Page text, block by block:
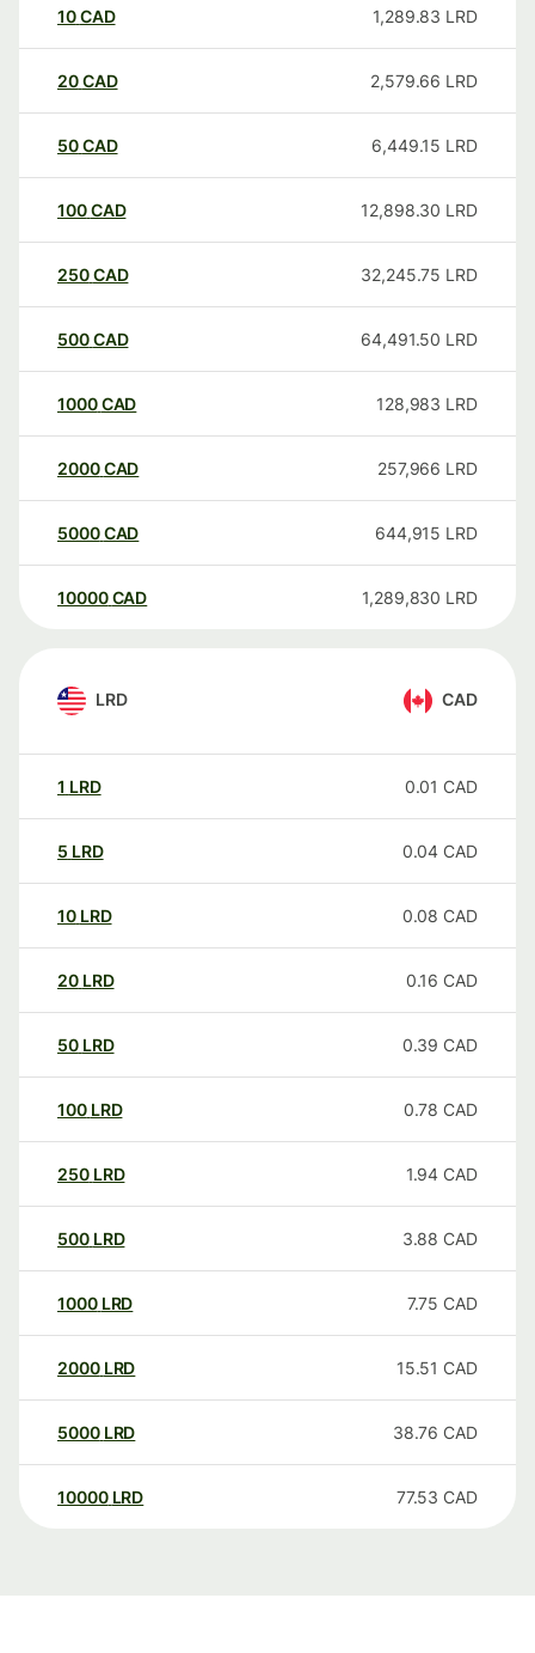
10CAD 1,289.83 LRD
20CAD 2,579.66 LRD
50CAD 6,449.15 LRD
100CAD 12,898.30 LRD
250CAD 32,245.75 LRD
500CAD 64,491.50 LRD
1000CAD 128,983 LRD
2000CAD 257,966 LRD
5000CAD 644,915 LRD
10000 CAD 1,289,830 LRD
LRD CAD
1 LRD 0.01 CAD
5 LRD 0.04 CAD
10 LRD 0.08 CAD
20 LRD 0.16 CAD
50 LRD 0.39 CAD
100 LRD 0.78 CAD
250 LRD 1.94 CAD
500 LRD 3.88 CAD
1000 LRD 7.75 CAD
2000 LRD 15.51 CAD
5000 LRD 38.76 CAD
10000 LRD 77.53 CAD